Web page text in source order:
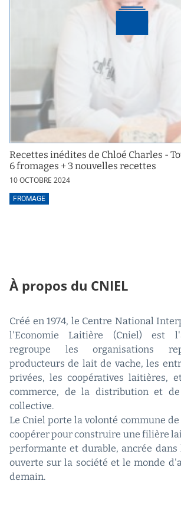
Recettes inédites de Chloé Charles -
6 fromages + 3 nouvelles recettes
10 OCTOBRE 2024
FROMAGE
À propos du CNIEL
Créé en 1974, le Centre National
l'Economie Laitière (Cniel) est
regroupe les organisations
producteurs de lait de vache, les
privées, les coopératives laitières,
commerce, de la distribution et
collective.
Le Cniel porte la volonté commune
coopérer pour construire une filière
performante et durable, ancrée
ouverte sur la société et le monde
demain.